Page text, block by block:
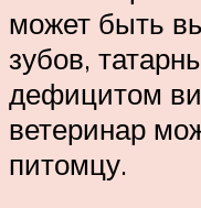
может быть
зубов,
дефицитом
ветеринар
питомцу.